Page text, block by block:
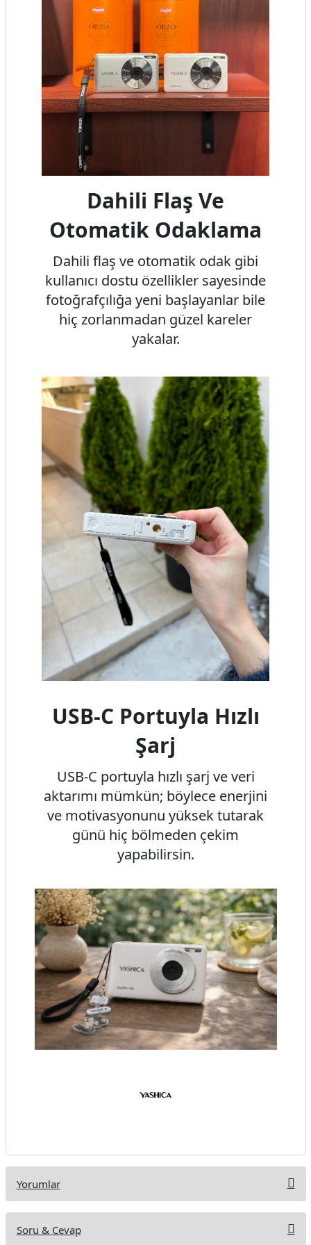
Dahili Flaş Ve
Otomatik Odaklama
Dahili flaş ve otomatik odak gibi
kullanıcı dostu özellikler sayesinde
fotoğrafçılığa yeni başlayanlar bile
hiç zorlanmadan güzel kareler
yakalar.
USB-C Portuyla Hızlı
Şarj
USB-C portuyla hızlı şarj ve veri
aktarımı mümkün; böylece enerjini
ve motivasyonunu yüksek tutarak
günü hiç bölmeden çekim
yapabilirsin.
Yorumlar
Soru & Cevap